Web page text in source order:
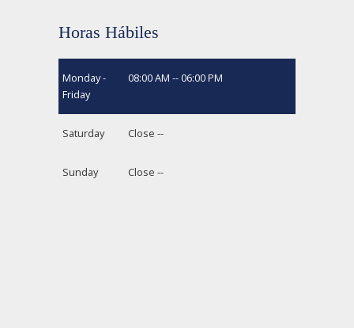
Horas Hábiles
Monday -
Friday
08:00 AM -- 06:00 PM
Saturday Close --
Sunday Close --